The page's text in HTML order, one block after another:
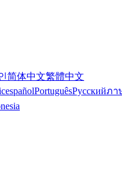
简体中文繁體中文
españolPortuguêsРусскийภา